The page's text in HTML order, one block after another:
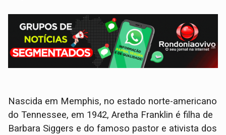
Nascida em Memphis, no estado norte-americano
do Tennessee, em 1942, Aretha Franklin é filha de
Barbara Siggers e do famoso pastor e ativista dos